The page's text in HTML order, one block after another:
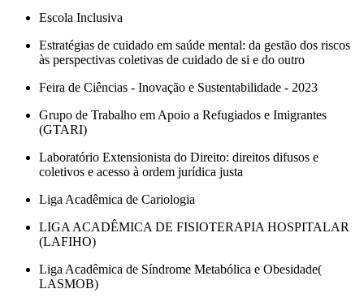
Escola Inclusiva
Estratégias de cuidado em saúde mental: da gestão dos riscos
às perspectivas coletivas de cuidado de si e do outro
Feira de Ciências - Inovação e Sustentabilidade - 2023
Grupo de Trabalho em Apoio a Refugiados e Imigrantes
(GTARI)
Laboratório Extensionista do Direito: direitos difusos e
coletivos e acesso à ordem jurídica justa
Liga Acadêmica de Cariologia
LIGA ACADÊMICA DE FISIOTERAPIA HOSPITALAR
(LAFIHO)
Liga Acadêmica de Síndrome Metabólica e Obesidade(
LASMOB)